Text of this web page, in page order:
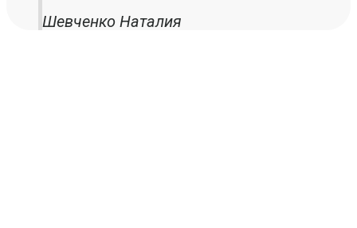
Шевченко Наталия